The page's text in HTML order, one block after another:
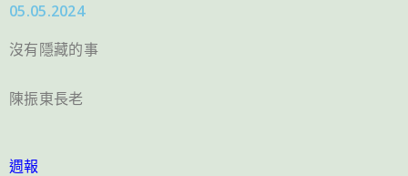
播
放
05.05.2024
沒有隱藏的事
陳振東長老
週報